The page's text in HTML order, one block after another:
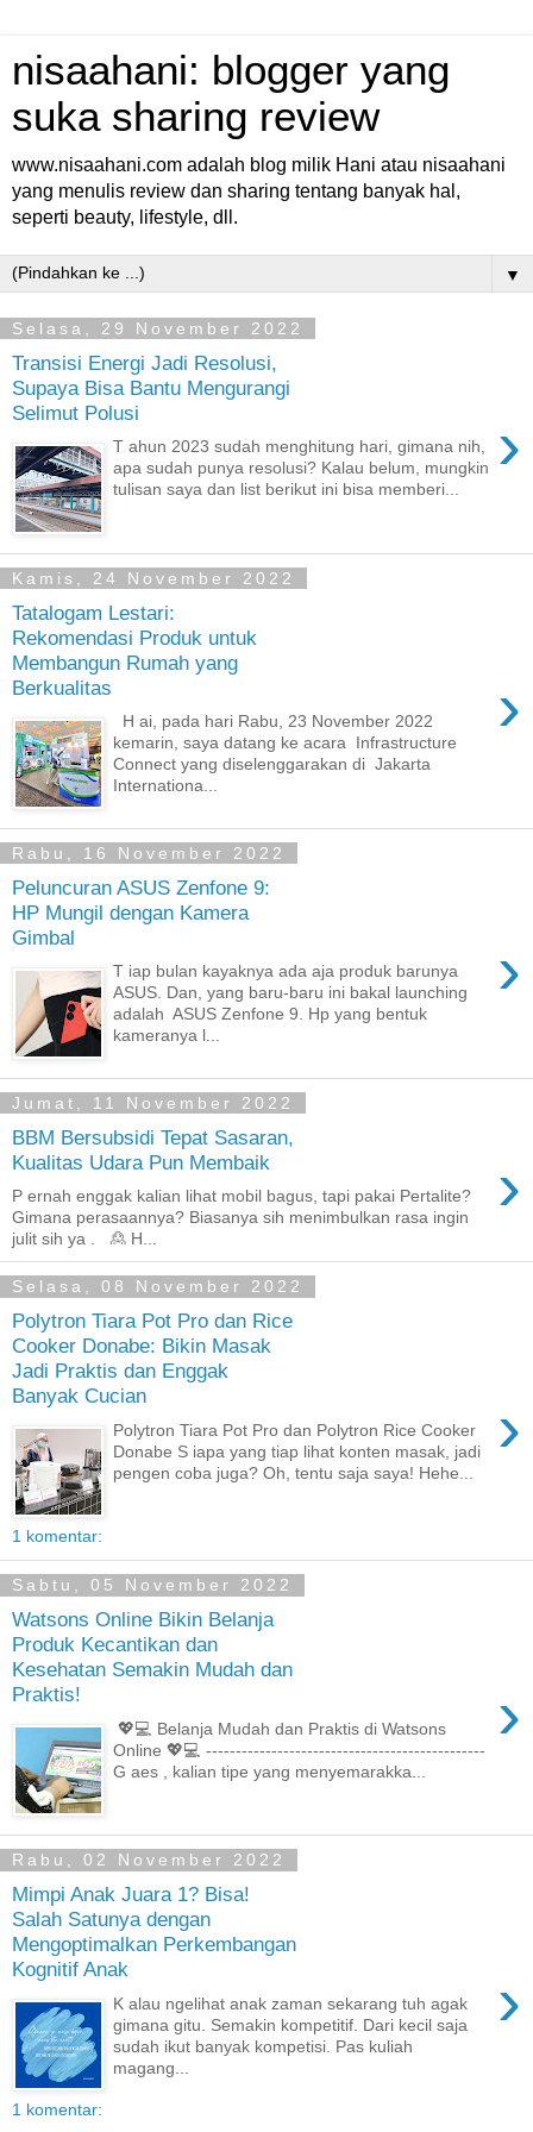
nisaahani: blogger yang
suka sharing review
www.nisaahani.com adalah blog milik Hani atau nisaahani
yang menulis review dan sharing tentang banyak hal,
seperti beauty, lifestyle, dll.
▼
Selasa, 29 November 2022
Transisi Energi Jadi Resolusi,
Supaya Bisa Bantu Mengurangi
Selimut Polusi
›
T ahun 2023 sudah menghitung hari, gimana nih,
apa sudah punya resolusi? Kalau belum, mungkin
tulisan saya dan list berikut ini bisa memberi...
Kamis, 24 November 2022
Tatalogam Lestari:
Rekomendasi Produk untuk
Membangun Rumah yang
Berkualitas
›
H ai, pada hari Rabu, 23 November 2022
kemarin, saya datang ke acara Infrastructure
Connect yang diselenggarakan di Jakarta
Internationa...
Rabu, 16 November 2022
Peluncuran ASUS Zenfone 9:
HP Mungil dengan Kamera
Gimbal
›
T iap bulan kayaknya ada aja produk barunya
ASUS. Dan, yang baru-baru ini bakal launching
adalah ASUS Zenfone 9. Hp yang bentuk
kameranya l...
Jumat, 11 November 2022
BBM Bersubsidi Tepat Sasaran,
Kualitas Udara Pun Membaik
›
P ernah enggak kalian lihat mobil bagus, tapi pakai Pertalite?
Gimana perasaannya? Biasanya sih menimbulkan rasa ingin
julit sih ya . 🙎 H...
Selasa, 08 November 2022
Polytron Tiara Pot Pro dan Rice
Cooker Donabe: Bikin Masak
Jadi Praktis dan Enggak
Banyak Cucian
›
Polytron Tiara Pot Pro dan Polytron Rice Cooker
Donabe S iapa yang tiap lihat konten masak, jadi
pengen coba juga? Oh, tentu saja saya! Hehe...
1 komentar:
Sabtu, 05 November 2022
Watsons Online Bikin Belanja
Produk Kecantikan dan
Kesehatan Semakin Mudah dan
Praktis!
›
💖💻 Belanja Mudah dan Praktis di Watsons
Online 💖💻 -----------------------------------------------
G aes , kalian tipe yang menyemarakka...
Rabu, 02 November 2022
Mimpi Anak Juara 1? Bisa!
Salah Satunya dengan
Mengoptimalkan Perkembangan
Kognitif Anak
›
K alau ngelihat anak zaman sekarang tuh agak
gimana gitu. Semakin kompetitif. Dari kecil saja
sudah ikut banyak kompetisi. Pas kuliah
magang...
1 komentar: